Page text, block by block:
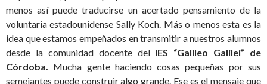
menos así puede traducirse un acertado pensamiento de la
voluntaria estadounidense Sally Koch. Más o menos esta es la
idea que estamos empeñados en transmitir a nuestros alumnos
desde la comunidad docente delIES “Galileo Galilei” de
Córdoba. Mucha gente haciendo cosas pequeñas por sus
semejantes puede construir algo grande. Ese es el mensaje que